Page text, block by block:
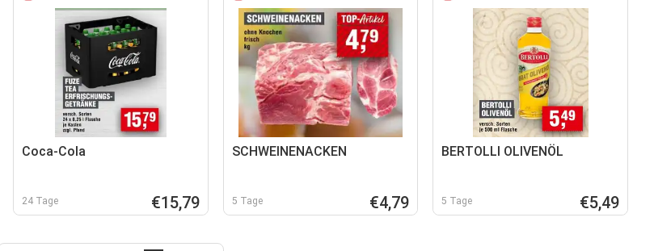
Coca-Cola
24 Tage €15,79
SCHWEINENACKEN
5 Tage €4,79
BERTOLLI OLIVENÖL
5 Tage €5,49